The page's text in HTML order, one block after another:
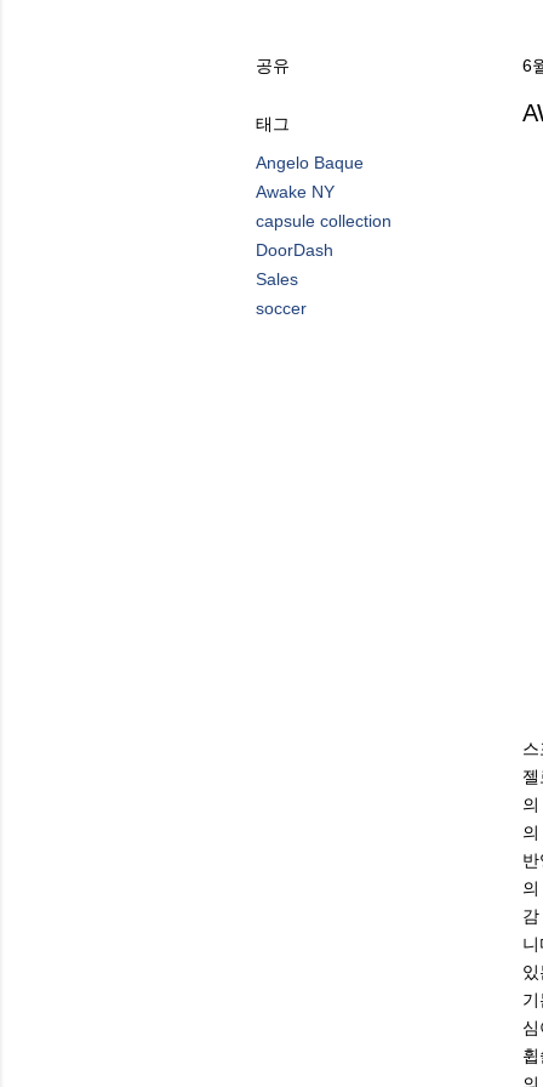
공유
태그
Angelo Baque
Awake NY
capsule collection
DoorDash
Sales
soccer
6